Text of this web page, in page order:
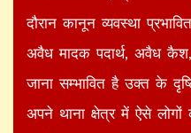
दौरान कानून व्यवस्था
अवैध मादक पदार्थ, अवैध
जाना सम्भावित है उक्त के
अपने थाना क्षेत्र में ऐसे लोगों